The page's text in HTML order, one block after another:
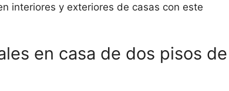
interiores y exteriores de casas con este
en casa de dos pisos de